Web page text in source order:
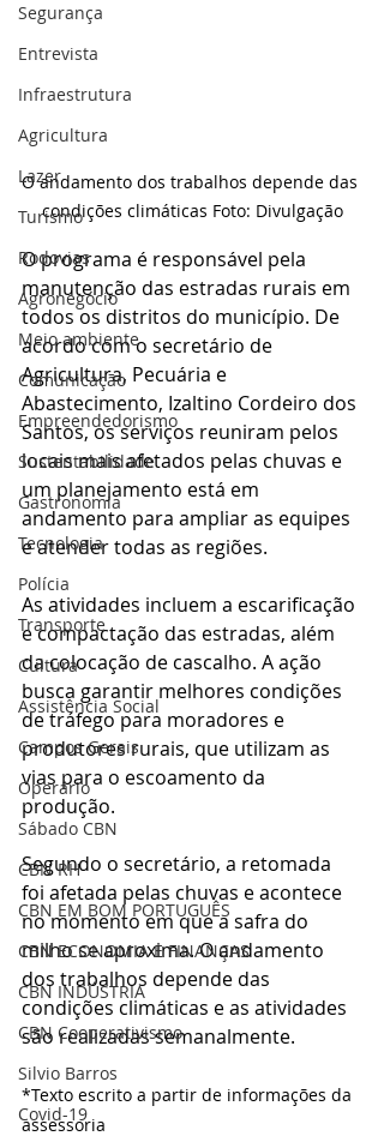
Segurança
Entrevista
Infraestrutura
Agricultura
Lazer
Turismo
Rodovias
Agronegócio
Meio ambiente
Comunicação
Empreendedorismo
Sustentabilidade
Gastronomia
Tecnologia
Polícia
Transporte
Cultura
Assistência Social
Campos Gerais
Operário
Sábado CBN
CBN RH
CBN EM BOM PORTUGUÊS
CBN ECONOMIA E FINANÇAS
CBN INDÚSTRIA
CBN Cooperativismo
Silvio Barros
Covid-19
O andamento dos trabalhos depende das
condições climáticas Foto: Divulgação
O programa é responsável pela
manutenção das estradas rurais em
todos os distritos do município. De
acordo com o secretário de
Agricultura, Pecuária e
Abastecimento, Izaltino Cordeiro dos
Santos, os serviços reuniram pelos
locais mais afetados pelas chuvas e
um planejamento está em
andamento para ampliar as equipes
e atender todas as regiões.
As atividades incluem a escarificação
e compactação das estradas, além
da colocação de cascalho. A ação
busca garantir melhores condições
de tráfego para moradores e
produtores rurais, que utilizam as
vias para o escoamento da
produção.
Segundo o secretário, a retomada
foi afetada pelas chuvas e acontece
no momento em que a safra do
milho se aproxima. O andamento
dos trabalhos depende das
condições climáticas e as atividades
são realizadas semanalmente.
*Texto escrito a partir de informações da
assessoria